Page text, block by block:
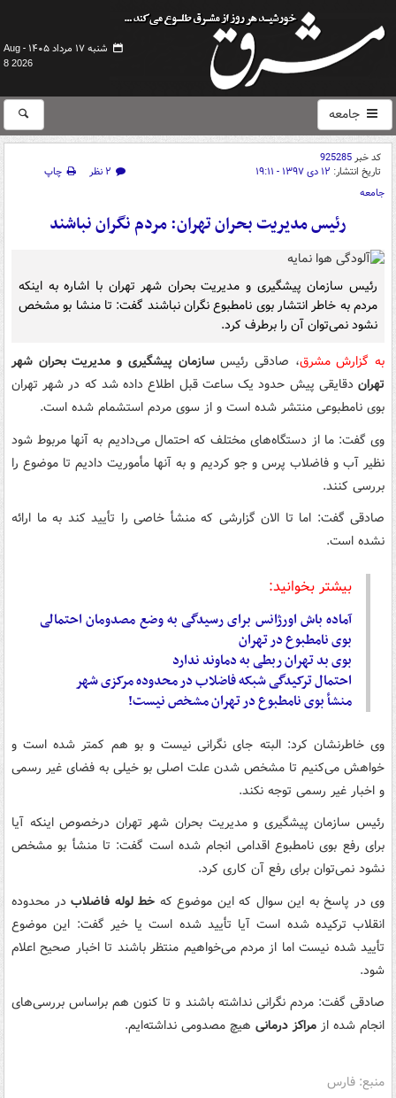
شنبه ۱۷ مرداد ۱۴۰۵ -
Aug
8 2026
جامعه
کد خبر925285
تاریخ انتشار: ۱۲ دی ۱۳۹۷ - ۱۹:۱۱ ۲ نظر
چاپ
جامعه
رئیس مدیریت بحران تهران: مردم نگران نباشند
رئیس سازمان پیشگیری و مدیریت بحران شهر تهران با اشاره به اینکه
مردم به خاطر انتشار بوی نامطبوع نگران نباشند گفت: تا منشا بو مشخص
نشود نمی‌توان آن را برطرف کرد.
به گزارش مشرق، صادقی رئیسسازمان پیشگیری و مدیریت بحران شهر
تهران دقایقی پیش حدود یک ساعت قبل اطلاع داده شد که در شهر تهران
بوی نامطبوعی منتشر شده است و از سوی مردم استشمام شده است.
وی گفت: ما از دستگاه‌های مختلف که احتمال می‌دادیم به آنها مربوط شود
نظیر آب و فاضلاب پرس و جو کردیم و به آنها مأموریت دادیم تا موضوع را
بررسی کنند.
صادقی گفت: اما تا الان گزارشی که منشأ خاصی را تأیید کند به ما ارائه
نشده است.
بیشتر بخوانید:
آمادهباشاورژانس برای رسیدگی به وضع مصدومان احتمالی
بوی نامطبوع در تهران
بوی بد تهران ربطی به دماوند ندارد
احتمال ترکیدگی شبکه فاضلاب در محدوده مرکزی شهر
منشأ بوی نامطبوع در تهران مشخص نیست!
وی خاطرنشان کرد: البته جای نگرانی نیست و بو هم کمتر شده است و
خواهش می‌کنیم تا مشخص شدن علت اصلی بو خیلی به فضای غیر رسمی
و اخبار غیر رسمی توجه نکند.
رئیس سازمان پیشگیری و مدیریت بحران شهر تهران درخصوصاینکه آیا
برای رفع بوی نامطبوع اقدامی انجام شده است گفت: تا منشأ بو مشخص
نشود نمی‌توان برای رفع آن کاری کرد.
وی در پاسخ به این سوال که این موضوع که خط لوله فاضلاب در محدوده
انقلاب ترکیده شده است آیا تأیید شده است یا خیر گفت: این موضوع
تأیید شده نیست اما از مردم می‌خواهیم منتظر باشند تا اخبار صحیح اعلام
شود.
صادقی گفت: مردم نگرانی نداشته باشند و تا کنون هم براساسبررسی‌های
انجام شده از مراکز درمانی هیچ مصدومی نداشته‌ایم.
منبع: فارس